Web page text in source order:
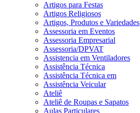
Artigos para Festas
Artigos Religiosos
Artigos, Produtos e Variedades
Assessoria em Eventos
Assessoria Empresarial
Assessoria/DPVAT
Assistencia em Ventiladores
Assistência Técnica
Assistência Técnica em
Assistência Veicular
Ateliê
Ateliê de Roupas e Sapatos
Aulas Particulares